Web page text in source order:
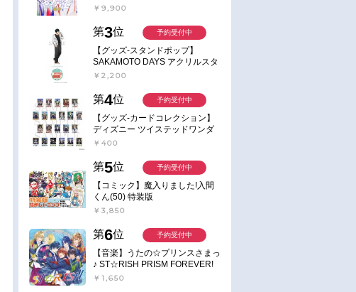
￥9,900
第3位
【グッズ-スタンドポップ】
SAKAMOTO DAYS アクリルスタ
ンド～Sunny Afternoon～ 4.南雲
￥2,200
予約受付中
第4位
【グッズ-カードコレクション】
ディズニー ツイステッドワンダ
ーランド ランダムカードコレク
￥400
予約受付中
第5位
【コミック】魔入りました!入間
くん(50) 特装版
￥3,850
予約受付中
第6位
【音楽】うたの☆プリンスさまっ
♪ ST☆RISH PRISM FOREVER!
￥1,650
予約受付中